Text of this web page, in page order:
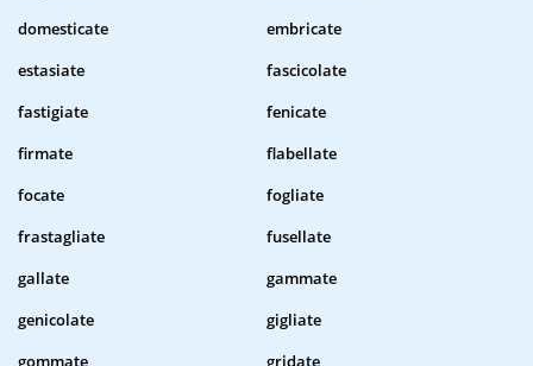
domesticate
embricate
estasiate
fascicolate
fastigiate
fenicate
firmate
flabellate
focate
fogliate
frastagliate
fusellate
gallate
gammate
genicolate
gigliate
gommate
gridate